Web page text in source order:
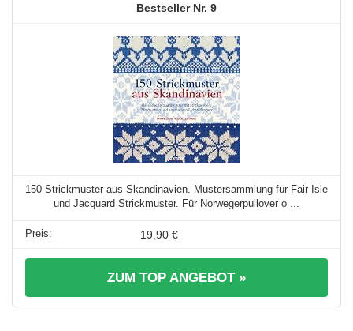
9
150 Strickmuster aus Skandinavien. Mustersammlung für Fair Isle
und Jacquard Strickmuster. Für Norwegerpullover o ...
19,90 €
ZUM TOP ANGEBOT »